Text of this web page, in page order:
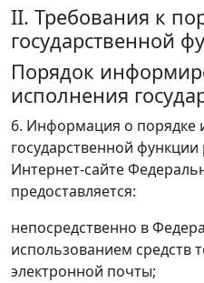
II. Требования к
государственной
Порядок
исполнения
6. Информация о порядке
государственной
Интернет-сайте
предоставляется:
непосредственно в
использованием средств
электронной почты;